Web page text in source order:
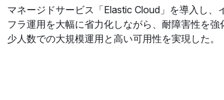
マネージドサービス「Elastic Cloud」を導入し、
フラ運用を大幅に省力化しながら、耐障害性を強
少人数での大規模運用と高い可用性を実現した。